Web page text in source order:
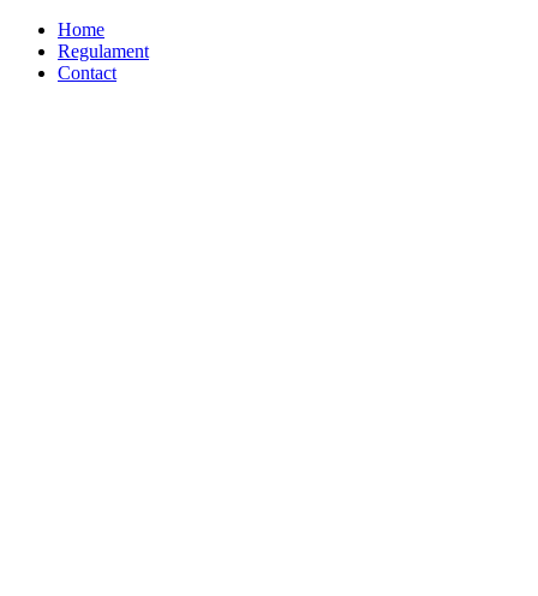
Home
Regulament
Contact